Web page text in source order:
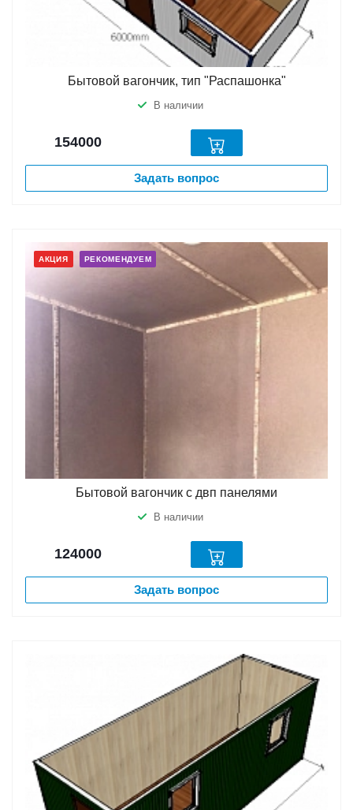
Бытовой вагончик, тип "Распашонка"
В наличии
154000
Задать вопрос
АКЦИЯ РЕКОМЕНДУЕМ
Бытовой вагончик с двп панелями
В наличии
124000
Задать вопрос